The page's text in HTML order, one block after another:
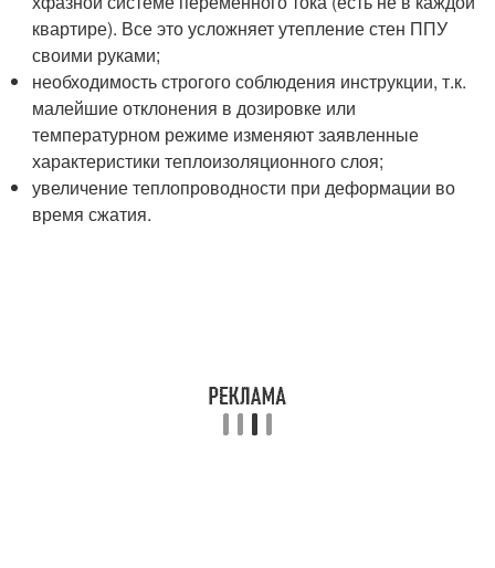
квартире). Все это усложняет утепление стен ППУ
своими руками;
необходимость строгого соблюдения инструкции, т.к.
малейшие отклонения в дозировке или
температурном режиме изменяют заявленные
характеристики теплоизоляционного слоя;
увеличение теплопроводности при деформации во
время сжатия.